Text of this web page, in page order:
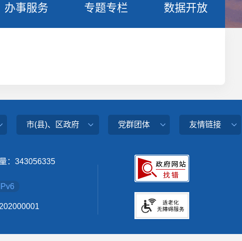
办事服务 专题专栏 数据开放
市(县)、区政府 党群团体 友情链接
： 343056335